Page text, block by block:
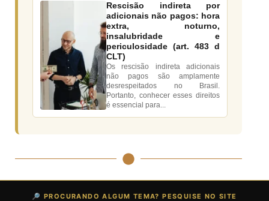
Rescisão indireta por
adicionais não pagos: hora
extra, noturno,
insalubridade e
periculosidade (art. 483 d
CLT)
Os rescisão indireta adicionais
não pagos são amplamente
desrespeitados no Brasil.
Portanto, conhecer esses direitos
é essencial para...
🔎 PROCURANDO ALGUM TEMA? PESQUISE NO SITE